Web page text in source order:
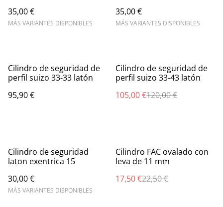
35,00 €
MÁS VARIANTES DISPONIBLES
35,00 €
MÁS VARIANTES DISPONIBLES
Cilindro de seguridad de
perfil suizo 33-33 latón
95,90 €
%
Cilindro de seguridad de
perfil suizo 33-43 latón
105,00 €120,00 €
Cilindro de seguridad
laton exentrica 15
30,00 €
MÁS VARIANTES DISPONIBLES
%
Cilindro FAC ovalado con
leva de 11 mm
17,50 €22,50 €